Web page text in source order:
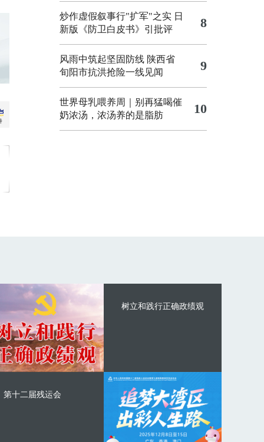
炒作虚假叙事行"扩军"之实 日
新版《防卫白皮书》引批评
8
风雨中筑起坚固防线 陕西省
旬阳市抗洪抢险一线见闻
9
世界母乳喂养周｜别再猛喝催
奶浓汤，浓汤养的是脂肪
10
树立和践行正确政绩观
第十二届残运会